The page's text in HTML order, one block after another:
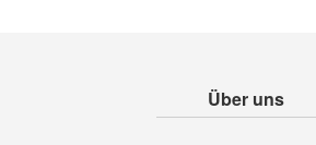
Über uns